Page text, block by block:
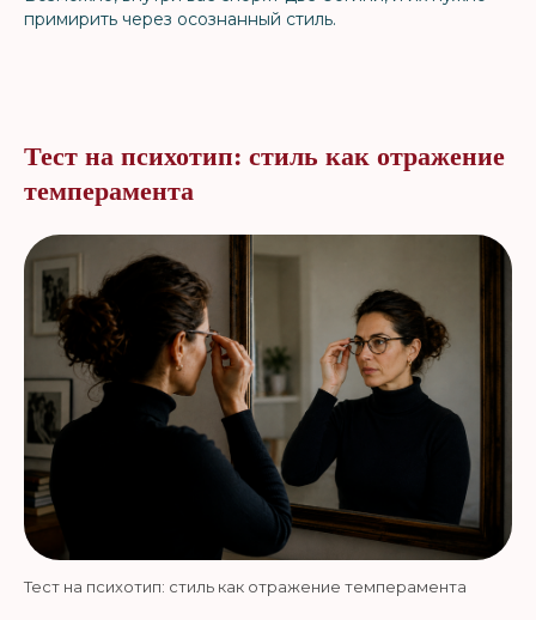
примирить через осознанный стиль.
Тест на психотип: стиль как отражение
темперамента
Тест на психотип: стиль как отражение темперамента